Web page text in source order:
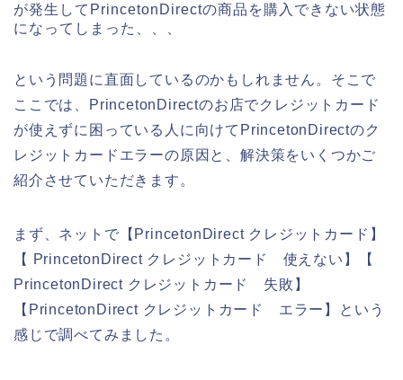
が発生してPrincetonDirectの商品を購入できない状態
になってしまった、、、
という問題に直面しているのかもしれません。そこで
ここでは、PrincetonDirectのお店でクレジットカード
が使えずに困っている人に向けてPrincetonDirectのク
レジットカードエラーの原因と、解決策をいくつかご
紹介させていただきます。
まず、ネットで【PrincetonDirect クレジットカード】
【 PrincetonDirect クレジットカード 使えない】【
PrincetonDirect クレジットカード 失敗】
【PrincetonDirect クレジットカード エラー】という
感じで調べてみました。